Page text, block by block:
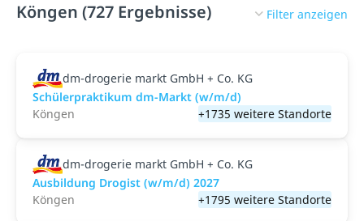
Köngen (727 Ergebnisse) Filter anzeigen
dm-drogerie markt GmbH + Co. KG
Schülerpraktikum dm-Markt (w/m/d)
Köngen
+1735 weitere Standorte
dm-drogerie markt GmbH + Co. KG
Ausbildung Drogist (w/m/d) 2027
Köngen
+1795 weitere Standorte